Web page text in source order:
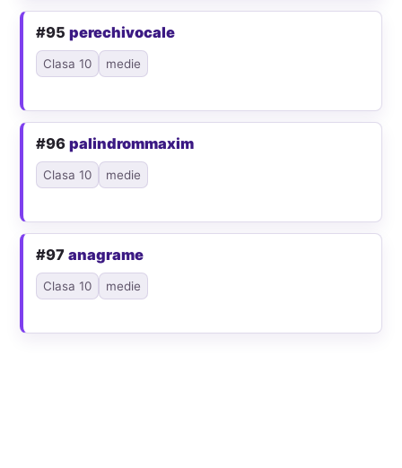
#95perechivocale
Clasa 10 medie
#96palindrommaxim
Clasa 10 medie
#97anagrame
Clasa 10 medie